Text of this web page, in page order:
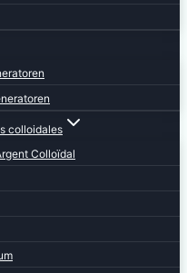
colloidales
Colloïdal